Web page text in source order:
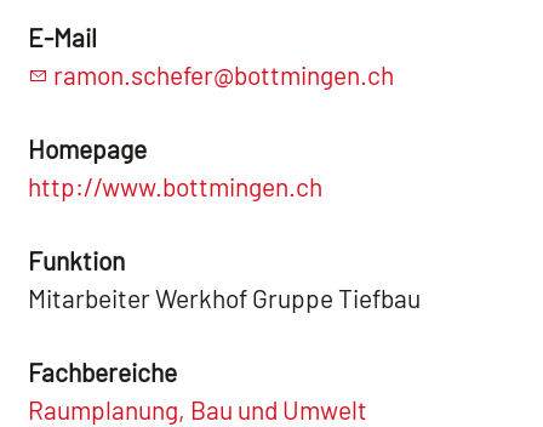
E-Mail
ramon.schefer@bottmingen.ch
Homepage
http://www.bottmingen.ch
Funktion
Mitarbeiter Werkhof Gruppe Tiefbau
Fachbereiche
Raumplanung, Bau und Umwelt